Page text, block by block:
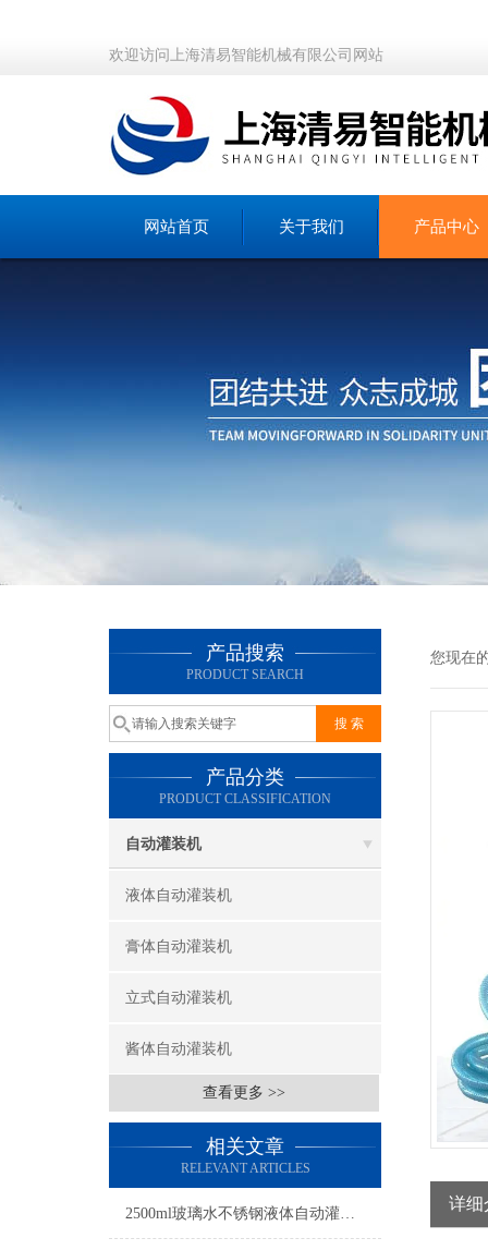
欢迎访问上海清易智能机械有限公司网站
网站首页 关于我们 产品中心
产品搜索
PRODUCT SEARCH
产品分类
PRODUCT CLASSIFICATION
自动灌装机
液体自动灌装机
膏体自动灌装机
立式自动灌装机
酱体自动灌装机
查看更多 >>
相关文章
RELEVANT ARTICLES
2500ml玻璃水不锈钢液体自动灌装机操作简单
您现在
详细